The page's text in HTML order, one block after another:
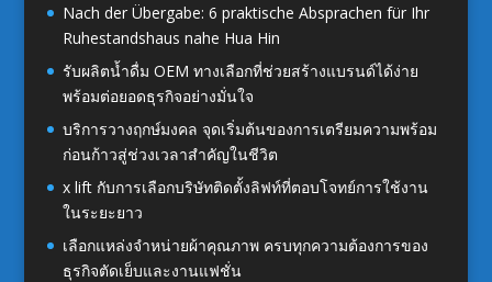
Nach der Übergabe: 6 praktische Absprachen für Ihr
Ruhestandshaus nahe Hua Hin
รับผลิตน้ำดื่ม OEM ทางเลือกที่ช่วยสร้างแบรนด์ได้ง่าย
พร้อมต่อยอดธุรกิจอย่างมั่นใจ
บริการวางฤกษ์มงคล จุดเริ่มต้นของการเตรียมความพร้อม
ก่อนก้าวสู่ช่วงเวลาสำคัญในชีวิต
x lift กับการเลือกบริษัทติดตั้งลิฟท์ที่ตอบโจทย์การใช้งาน
ในระยะยาว
เลือกแหล่งจำหน่ายผ้าคุณภาพ ครบทุกความต้องการของ
ธุรกิจตัดเย็บและงานแฟชั่น